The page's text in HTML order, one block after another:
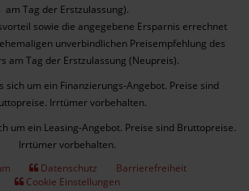
am Tag der Erstzulassung).
sowie die angegebene Ersparnis errechnet
unverbindlichen Preisempfehlung des
am Tag der Erstzulassung (Neupreis).
sich um ein Finanzierungs-Angebot. Preise sind
Irrtümer vorbehalten.
um ein Leasing-Angebot. Preise sind Bruttopreise.
Irrtümer vorbehalten.
Datenschutz
Barrierefreiheit
Cookie Einstellungen